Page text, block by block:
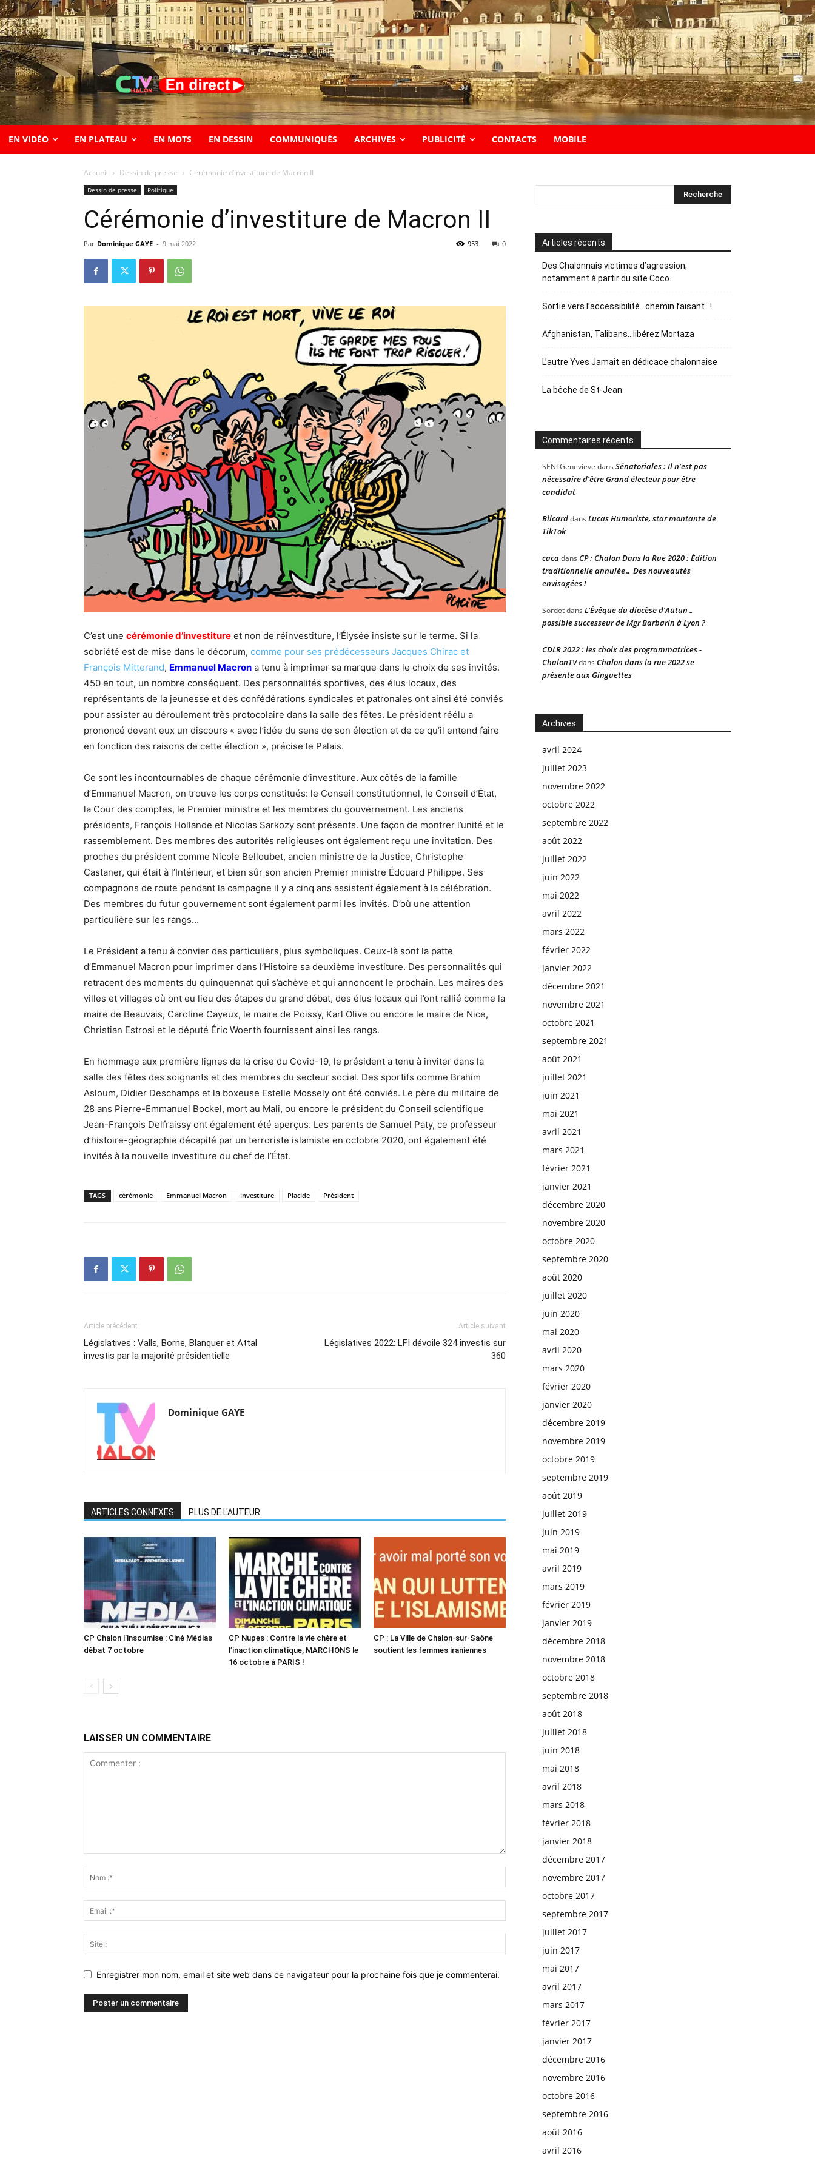
EN VIDÉO EN PLATEAU EN MOTS EN DESSIN COMMUNIQUÉS ARCHIVES PUBLICITÉ CONTACTS MOBILE
Accueil Dessin de presse Cérémonie d’investiture de Macron II
Dessin de presse Politique
Cérémonie d’investiture de Macron II
Par Dominique GAYE - 9 mai 2022 0
953
C’est une cérémonie d’investiture et non de réinvestiture, l’Élysée insiste sur le terme. Si la
sobriété est de mise dans le décorum, comme pour ses prédécesseurs Jacques Chirac et
François Mitterand, Emmanuel Macron a tenu à imprimer sa marque dans le choix de ses invités.
450 en tout, un nombre conséquent. Des personnalités sportives, des élus locaux, des
représentants de la jeunesse et des confédérations syndicales et patronales ont ainsi été conviés
pour assister au déroulement très protocolaire dans la salle des fêtes. Le président réélu a
prononcé devant eux un discours « avec l’idée du sens de son élection et de ce qu’il entend faire
en fonction des raisons de cette élection », précise le Palais.
Ce sont les incontournables de chaque cérémonie d’investiture. Aux côtés de la famille
d’Emmanuel Macron, on trouve les corps constitués: le Conseil constitutionnel, le Conseil d’État,
la Cour des comptes, le Premier ministre et les membres du gouvernement. Les anciens
présidents, François Hollande et Nicolas Sarkozy sont présents. Une façon de montrer l’unité et le
rassemblement. Des membres des autorités religieuses ont également reçu une invitation. Des
proches du président comme Nicole Belloubet, ancien ministre de la Justice, Christophe
Castaner, qui était à l’Intérieur, et bien sûr son ancien Premier ministre Édouard Philippe. Ses
compagnons de route pendant la campagne il y a cinq ans assistent également à la célébration.
Des membres du futur gouvernement sont également parmi les invités. D’où une attention
particulière sur les rangs…
Le Président a tenu à convier des particuliers, plus symboliques. Ceux-là sont la patte
d’Emmanuel Macron pour imprimer dans l’Histoire sa deuxième investiture. Des personnalités qui
retracent des moments du quinquennat qui s’achève et qui annoncent le prochain. Les maires des
villes et villages où ont eu lieu des étapes du grand débat, des élus locaux qui l’ont rallié comme la
maire de Beauvais, Caroline Cayeux, le maire de Poissy, Karl Olive ou encore le maire de Nice,
Christian Estrosi et le député Éric Woerth fournissent ainsi les rangs.
En hommage aux première lignes de la crise du Covid-19, le président a tenu à inviter dans la
salle des fêtes des soignants et des membres du secteur social. Des sportifs comme Brahim
Asloum, Didier Deschamps et la boxeuse Estelle Mossely ont été conviés. Le père du militaire de
28 ans Pierre-Emmanuel Bockel, mort au Mali, ou encore le président du Conseil scientifique
Jean-François Delfraissy ont également été aperçus. Les parents de Samuel Paty, ce professeur
d’histoire-géographie décapité par un terroriste islamiste en octobre 2020, ont également été
invités à la nouvelle investiture du chef de l’État.
TAGS cérémonie Emmanuel Macron investiture Placide Président
Article précédent
Législatives : Valls, Borne, Blanquer et Attal
investis par la majorité présidentielle
Article suivant
Législatives 2022: LFI dévoile 324 investis sur
360
Dominique GAYE
ARTICLES CONNEXES PLUS DE L'AUTEUR
CP Chalon l’insoumise : Ciné Médias
débat 7 octobre
CP Nupes : Contre la vie chère et
l’inaction climatique, MARCHONS le
16 octobre à PARIS !
CP : La Ville de Chalon-sur-Saône
soutient les femmes iraniennes
LAISSER UN COMMENTAIRE
Enregistrer mon nom, email et site web dans ce navigateur pour la prochaine fois que je commenterai.
Articles récents
Des Chalonnais victimes d’agression,
notamment à partir du site Coco.
Sortie vers l’accessibilité…chemin faisant…!
Afghanistan, Talibans…libérez Mortaza
L’autre Yves Jamait en dédicace chalonnaise
La bêche de St-Jean
Commentaires récents
SENI Genevieve dans Sénatoriales : Il n’est pas
nécessaire d’être Grand électeur pour être
candidat
Bilcarddans Lucas Humoriste, star montante de
TikTok
cacadans CP : Chalon Dans la Rue 2020 : Édition
traditionnelle annulée… Des nouveautés
envisagées !
Sordotdans L’Évêque du diocèse d’Autun…
possible successeur de Mgr Barbarin à Lyon ?
CDLR 2022 : les choix des programmatrices -
ChalonTVdans Chalon dans la rue 2022 se
présente aux Ginguettes
Archives
avril 2024
juillet 2023
novembre 2022
octobre 2022
septembre 2022
août 2022
juillet 2022
juin 2022
mai 2022
avril 2022
mars 2022
février 2022
janvier 2022
décembre 2021
novembre 2021
octobre 2021
septembre 2021
août 2021
juillet 2021
juin 2021
mai 2021
avril 2021
mars 2021
février 2021
janvier 2021
décembre 2020
novembre 2020
octobre 2020
septembre 2020
août 2020
juillet 2020
juin 2020
mai 2020
avril 2020
mars 2020
février 2020
janvier 2020
décembre 2019
novembre 2019
octobre 2019
septembre 2019
août 2019
juillet 2019
juin 2019
mai 2019
avril 2019
mars 2019
février 2019
janvier 2019
décembre 2018
novembre 2018
octobre 2018
septembre 2018
août 2018
juillet 2018
juin 2018
mai 2018
avril 2018
mars 2018
février 2018
janvier 2018
décembre 2017
novembre 2017
octobre 2017
septembre 2017
juillet 2017
juin 2017
mai 2017
avril 2017
mars 2017
février 2017
janvier 2017
décembre 2016
novembre 2016
octobre 2016
septembre 2016
août 2016
avril 2016